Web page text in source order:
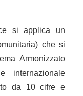
si applica un
che si
Armonizzato
internazionale
da 10 cifre e